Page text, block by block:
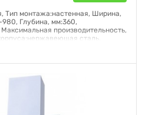
Тип монтажа:настенная, Ширина,
Глубина, мм:360,
производительность,
сталь,